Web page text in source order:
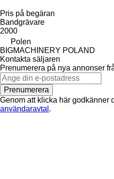
Pris på begäran
Bandgrävare
2000
Polen
BIGMACHINERY POLAND
Kontakta säljaren
Prenumerera på nya annonser
Prenumerera
Genom att klicka här godkänner
användaravtal .